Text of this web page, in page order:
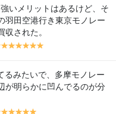
lo
w
lo
w
lo
w
lo
w
lo
w
lo
w
lo
w
いメリットはあるけど、そ
羽田空港行き東京モノレー
収された。
y y
lo
w
y
lo
w
y
lo
w
y
lo
w
y
lo
w
lo
w
るみたいで、多摩モノレー
が明らかに凹んでるのが分